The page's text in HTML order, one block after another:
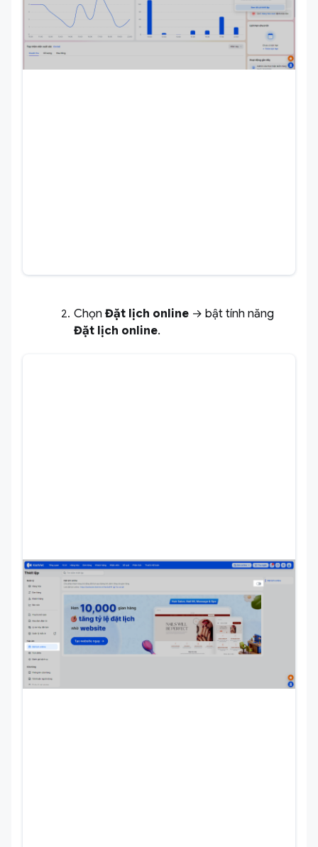
Chọn Đặt lịch online → bật tính năng
Đặt lịch online.